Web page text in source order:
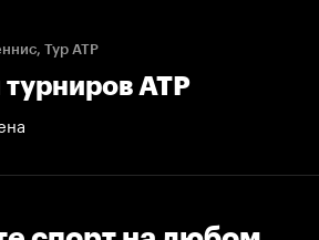
Тур ATP
АТР